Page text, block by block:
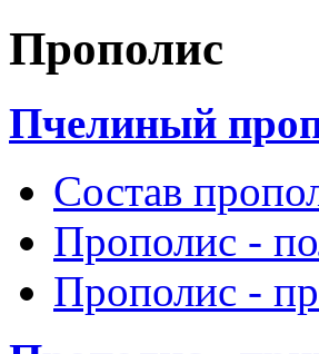
Прополис
Пчелиный
Состав
Прополис -
Прополис -